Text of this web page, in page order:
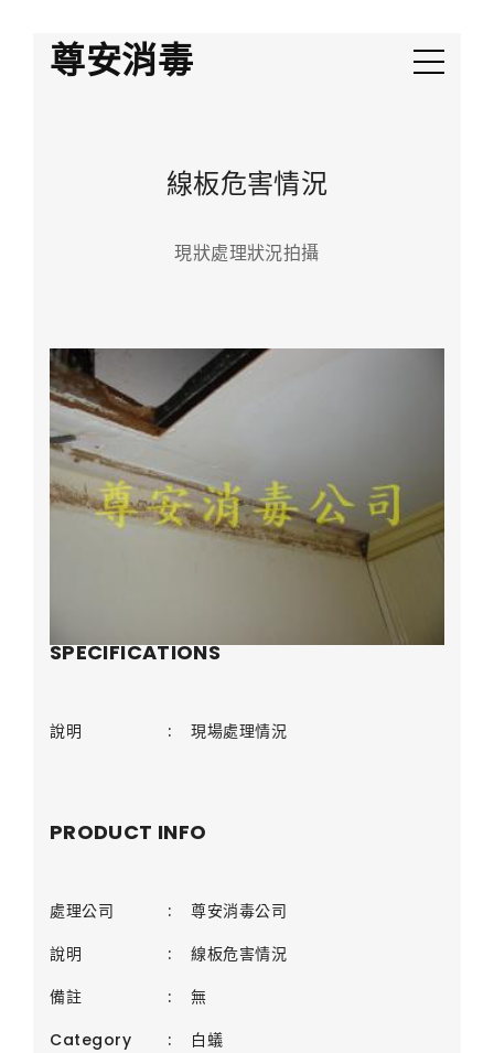
尊安消毒
線板危害情況
現狀處理狀況拍攝
SPECIFICATIONS
說明 : 現場處理情況
PRODUCT INFO
處理公司 :
尊安消毒公司
說明
:
線板危害情況
備註
:
無
Category
: 白蟻